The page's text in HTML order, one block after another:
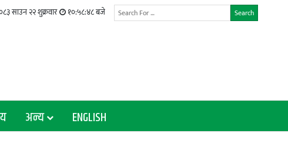
Search
साउन २२ शुक्रवार १०:५८:५० बजे
अन्य ENGLISH